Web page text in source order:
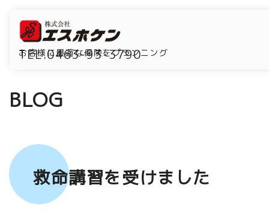
お客様に最適な保険をプランニング
TEL.0463-93-3790
BLOG
救命講習を受けました